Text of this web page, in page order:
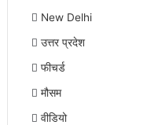
New Delhi
उत्तर प्रदेश
फीचर्ड
मौसम
वीडियो